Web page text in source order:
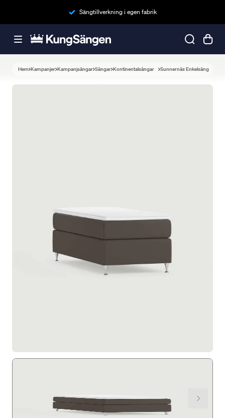
Sängtillverkning i egen fabrik
Hem Kampanjer Kampanjsängar Sängar Kontinentalsängar Sunnernäs Enkelsäng